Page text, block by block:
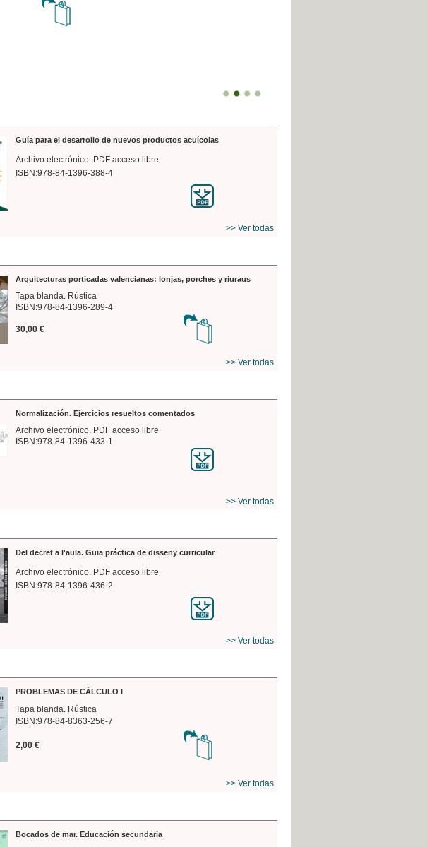
Guía para el desarrollo de nuevos productos acuícolas
Archivo electrónico. PDF acceso libre
ISBN:978-84-1396-388-4
>> Ver todas
Arquitecturas porticadas valencianas: lonjas, porches y riuraus
Tapa blanda. Rústica
ISBN:978-84-1396-289-4
30,00 €
>> Ver todas
Normalización. Ejercicios resueltos comentados
Archivo electrónico. PDF acceso libre
ISBN:978-84-1396-433-1
>> Ver todas
Del decret a l'aula. Guia práctica de disseny curricular
Archivo electrónico. PDF acceso libre
ISBN:978-84-1396-436-2
>> Ver todas
PROBLEMAS DE CÁLCULO I
Tapa blanda. Rústica
ISBN:978-84-8363-256-7
2,00 €
>> Ver todas
Bocados de mar. Educación secundaria